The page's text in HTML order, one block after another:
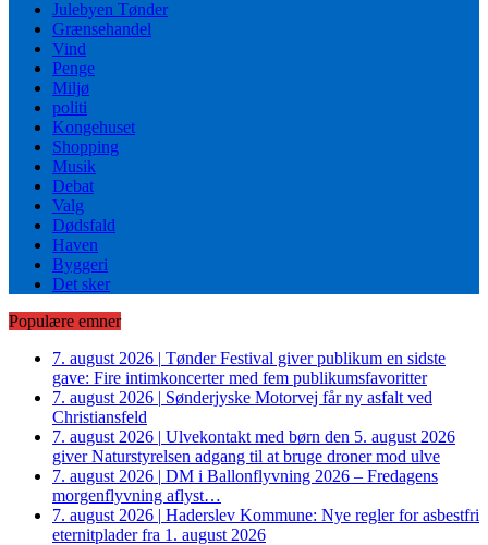
Julebyen Tønder
Grænsehandel
Vind
Penge
Miljø
politi
Kongehuset
Shopping
Musik
Debat
Valg
Dødsfald
Haven
Byggeri
Det sker
Populære emner
7. august 2026 | Tønder Festival giver publikum en sidste
gave: Fire intimkoncerter med fem publikumsfavoritter
7. august 2026 | Sønderjyske Motorvej får ny asfalt ved
Christiansfeld
7. august 2026 | Ulvekontakt med børn den 5. august 2026
giver Naturstyrelsen adgang til at bruge droner mod ulve
7. august 2026 | DM i Ballonflyvning 2026 – Fredagens
morgenflyvning aflyst…
7. august 2026 | Haderslev Kommune: Nye regler for asbestfri
eternitplader fra 1. august 2026